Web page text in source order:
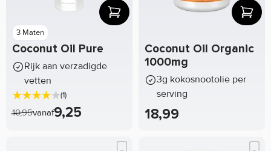
3 Maten
Coconut Oil Pure
Rijk aan verzadigde
vetten
(1)
10,95vanaf9,25
Coconut Oil Organic
1000mg
3g kokosnootolie per
serving
18,99